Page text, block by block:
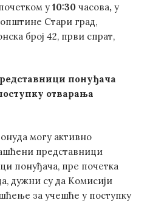
у 10:30 часова, у
Стари град,
број 42, први спрат,
понуђача
отварања
могу активно
представници
понуђача, пре почетка
дужни су да Комисији
за учешће у поступку